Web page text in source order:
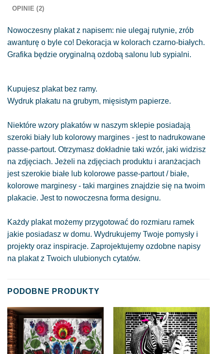
OPINIE (2)
Nowoczesny plakat z napisem: nie ulegaj rutynie, zrób
awanturę o byle co! Dekoracja w kolorach czarno-białych.
Grafika będzie oryginalną ozdobą salonu lub sypialni.
Kupujesz plakat bez ramy.
Wydruk plakatu na grubym, mięsistym papierze.
Niektóre wzory plakatów w naszym sklepie posiadają
szeroki biały lub kolorowy margines - jest to nadrukowane
passe-partout. Otrzymasz dokładnie taki wzór, jaki widzisz
na zdjęciach. Jeżeli na zdjęciach produktu i aranżacjach
jest szerokie białe lub kolorowe passe-partout / białe,
kolorowe marginesy - taki margines znajdzie się na twoim
plakacie. Jest to nowoczesna forma designu.
Każdy plakat możemy przygotować do rozmiaru ramek
jakie posiadasz w domu. Wydrukujemy Twoje pomysły i
projekty oraz inspiracje. Zaprojektujemy ozdobne napisy
na plakat z Twoich ulubionych cytatów.
PODOBNE PRODUKTY